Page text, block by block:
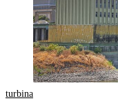
turbina